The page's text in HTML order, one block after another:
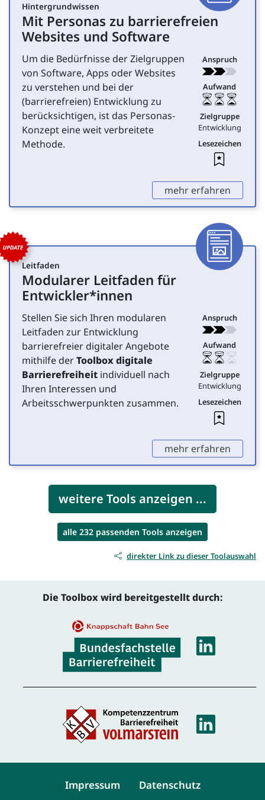
Hintergrundwissen
für Entwicklung
Mit Personas zu barrierefreien
Websites und Software
Um die Bedürfnisse der Zielgruppen
von Software, Apps oder Websites
zu verstehen und bei der
(barrierefreien) Entwicklung zu
berücksichtigen, ist das Personas-
Konzept eine weit verbreitete
Methode.
Anspruch
Aufwand
Zielgruppe
Entwicklung
Lesezeichen
,mehr erfahren
Leitfaden
für Entwicklung
Modularer Leitfaden für
Entwickler*innen
Artikel
Stellen Sie sich Ihren modularen
Leitfaden zur Entwicklung
barrierefreier digitaler Angebote
mithilfe derToolbox digitale
Barrierefreiheit individuell nach
Ihren Interessen und
Arbeitsschwerpunkten zusammen.
Anspruch
Aufwand
Zielgruppe
Entwicklung
Lesezeichen
,mehr erfahren
weitere Tools anzeigen ...
alle 232 passenden Tools anzeigen
direkter Link zu dieser Toolauswahl
Die Toolbox wird bereitgestellt durch:
Service-Navigation
Impressum Datenschutz